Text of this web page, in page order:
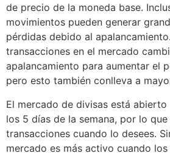
de precio de la moneda base.
movimientos pueden generar
pérdidas debido al
transacciones en el mercado
apalancamiento para aumentar el
pero esto también conlleva a
El mercado de divisas está
los 5 días de la semana, por lo
transacciones cuando lo desees.
mercado es más activo cuando